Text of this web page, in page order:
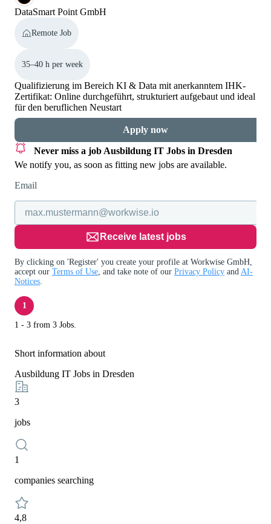
DataSmart Point GmbH
Remote Job
35–40 h per week
Qualifizierung im Bereich KI & Data mit anerkanntem IHK-
Zertifikat: Online durchgeführt, strukturiert aufgebaut und ideal
für den beruflichen Neustart
Apply now
Never miss a job Ausbildung IT Jobs in Dresden
We notify you, as soon as fitting new jobs are available.
Email
Receive latest jobs
By clicking on 'Register' you create your profile at Workwise GmbH,
accept our Terms of Use, and take note of our Privacy Policy and AI-
Notices.
1
1 - 3 from 3 Jobs.
Short information about
Ausbildung IT Jobs in Dresden
3
jobs
1
companies searching
4,8